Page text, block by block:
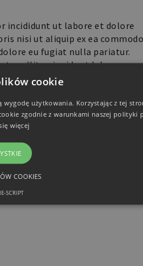
incididunt ut labore et dolore
nisi ut aliquip ex ea commodo
eu fugiat nulla pariatur.
mollit anim id est laborum.
NASTĘPNY POST
cookie
użytkowania. Korzystając z tej
zgodnie z warunkami naszej polityki
więcej
COOKIES
SCRIPT